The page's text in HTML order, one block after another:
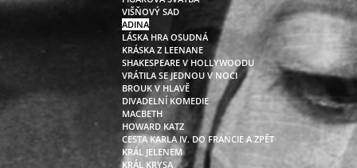
VIŠŇOVÝ SAD
ADINA
LÁSKA HRA OSUDNÁ
KRÁSKA Z LEENANE
SHAKESPEARE V HOLLYWOODU
VRÁTILA SE JEDNOU V NOCI
BROUK V HLAVĚ
DIVADELNÍ KOMEDIE
MACBETH
HOWARD KATZ
CESTA KARLA IV. DO FRANCIE A ZPĚT
KRÁL JELENEM
KRÁL KRYSA